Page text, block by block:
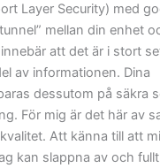
Layer Security) med
mellan din enhet
att det är i stort
av informationen. Dina
dessutom på säkra
För mig är det här av
Att känna till att
kan slappna av och